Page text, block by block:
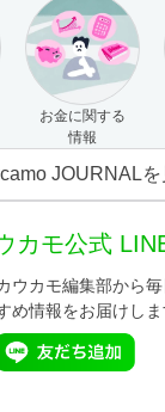
お金に関する
情報
JOURNALを
カモ公式
ウカモ編集部から
め情報をお届けしま